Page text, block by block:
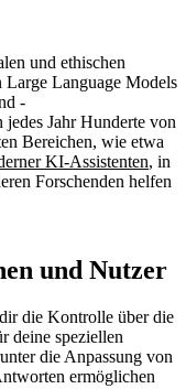
und ethischen
Language Models
-
Jahr Hunderte von
Bereichen, wie etwa
KI-Assistenten, in
Forschenden helfen
und Nutzer
die Kontrolle über die
deine speziellen
die Anpassung von
ermöglichen